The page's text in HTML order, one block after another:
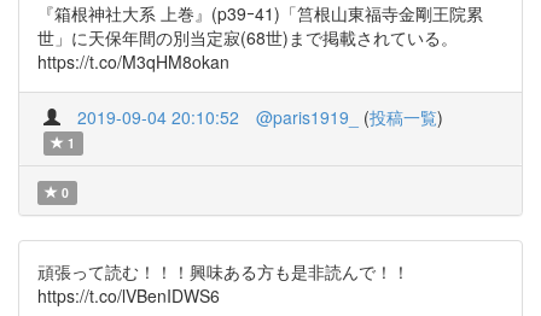
『箱根神社大系 上巻』(p39ｰ41)「筥根山東福寺金剛王院累
世」に天保年間の別当定寂(68世)まで掲載されている。
https://t.co/M3qHM8okan
2019-09-04 20:10:52 @paris1919_ (投稿一覧)
1
0
頑張って読む！！！興味ある方も是非読んで！！
https://t.co/lVBenIDWS6